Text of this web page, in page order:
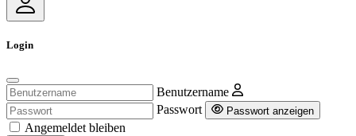
Login
Benutzername
Passwort
Passwort anzeigen
Angemeldet bleiben